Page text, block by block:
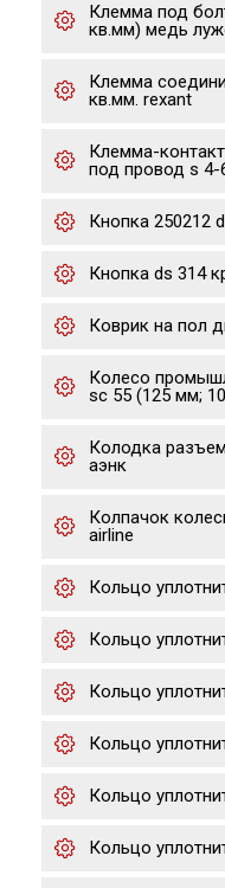
Клемма под
кв.мм) медь
Клемма
кв.мм. rexant
Клемма-
под провод s
Кнопка 250212
Кнопка ds 314
Коврик на пол
Колесо
sc 55 (125 мм;
Колодка
аэнк
Колпачок
airline
Кольцо
Кольцо
Кольцо
Кольцо
Кольцо
Кольцо